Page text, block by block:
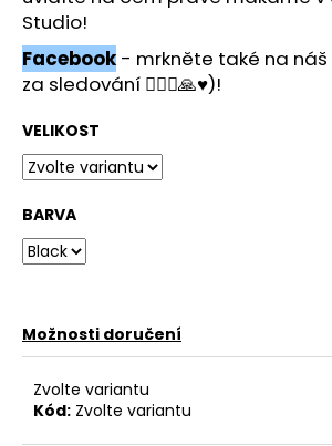
Studio!
Facebook - mrkněte také na
za sledování 🙋🏻‍♂️🙏♥️)!
VELIKOST
BARVA
Možnosti doručení
Zvolte variantu
Kód: Zvolte variantu
m
e